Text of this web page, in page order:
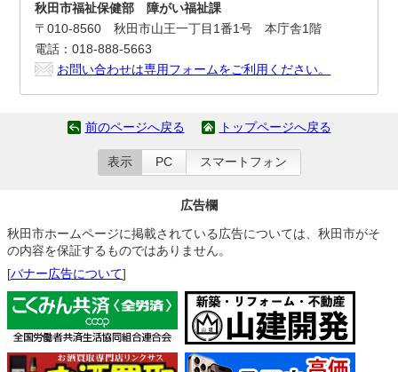
秋田市福祉保健部 障がい福祉課
〒010-8560 秋田市山王一丁目1番1号 本庁舎1階
電話：018-888-5663
お問い合わせは専用フォームをご利用ください。
前のページへ戻る トップページへ戻る
表示 PC スマートフォン
広告欄
秋田市ホームページに掲載されている広告については、秋田市がそ
の内容を保証するものではありません。
[バナー広告について]